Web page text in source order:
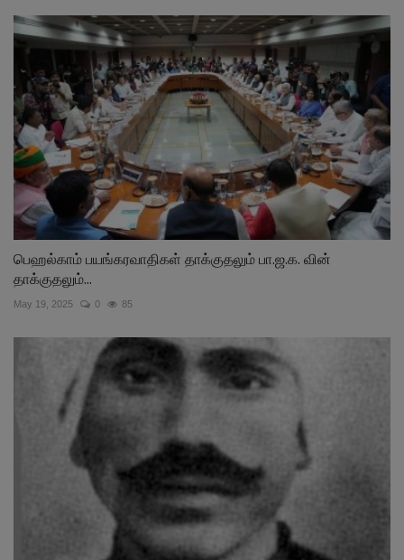
பெஹல்காம் பயங்கரவாதிகள் தாக்குதலும் பா.ஜ.க. வின்
தாக்குதலும்...
May 19, 2025 0 85